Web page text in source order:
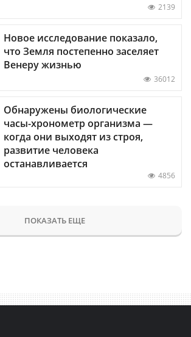
2139
Новое исследование показало,
что Земля постепенно заселяет
Венеру жизнью
36012
Обнаружены биологические
часы-хронометр организма —
когда они выходят из строя,
развитие человека
останавливается
4856
ПОКАЗАТЬ ЕЩЕ